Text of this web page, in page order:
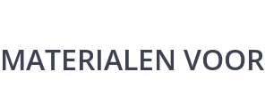
MATERIALEN